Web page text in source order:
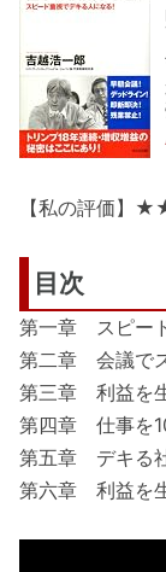
【私の評価
目次
第一章 スピー
第二章 会議で
第三章 利益を
第四章 仕事を
第五章 デキる
第六章 利益を